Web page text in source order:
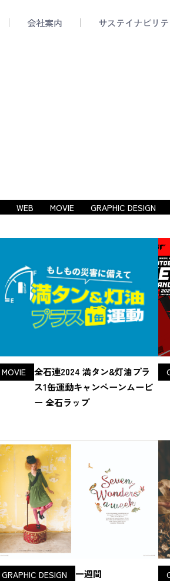
会社案内 サステイナビリテ
WEB MOVIE GRAPHIC DESIGN
MOVIE
全石連2024 満タン&灯油プラ
ス1缶運動キャンペーンムービ
ー 全石ラップ
GRAPHIC DESIGN 一週間